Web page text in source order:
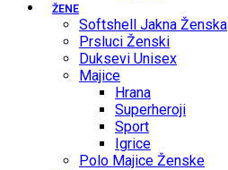
ŽENE
Softshell Jakna Ženska
Prsluci Ženski
Duksevi Unisex
Majice
Hrana
Superheroji
Sport
Igrice
Polo Majice Ženske